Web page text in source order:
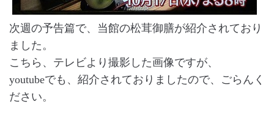
次週の予告篇で、当館の松茸御膳が紹介されており
ました。
こちら、テレビより撮影した画像ですが、
youtubeでも、紹介されておりましたので、ごらんく
ださい。